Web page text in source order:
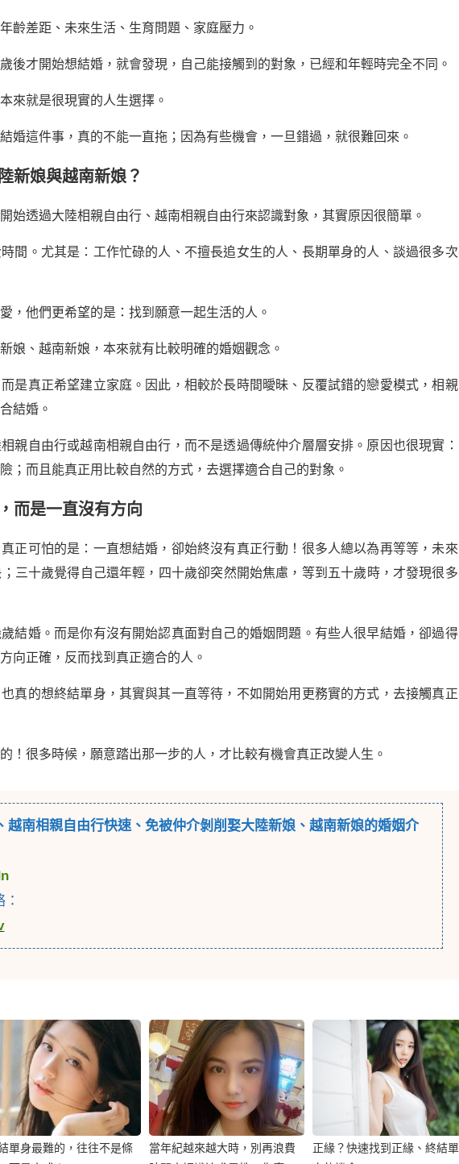
齡差距、未來生活、生育問題、家庭壓力。
後才開始想結婚，就會發現，自己能接觸到的對象，已經和年輕時完全不同。
來就是很現實的人生選擇。
婚這件事，真的不能一直拖；因為有些機會，一旦錯過，就很難回來。
新娘與越南新娘？
始透過大陸相親自由行、越南相親自由行來認識對象，其實原因很簡單。
間。尤其是：工作忙碌的人、不擅長追女生的人、長期單身的人、談過很多
，他們更希望的是：找到願意一起生活的人。
娘、越南新娘，本來就有比較明確的婚姻觀念。
是真正希望建立家庭。因此，相較於長時間曖昧、反覆試錯的戀愛模式，相
結婚。
親自由行或越南相親自由行，而不是透過傳統仲介層層安排。原因也很現實
；而且能真正用比較自然的方式，去選擇適合自己的對象。
而是一直沒有方向
正可怕的是：一直想結婚，卻始終沒有真正行動！很多人總以為再等等，未
三十歲覺得自己還年輕，四十歲卻突然開始焦慮，等到五十歲時，才發現很
結婚。而是你有沒有開始認真面對自己的婚姻問題。有些人很早結婚，卻過
向正確，反而找到真正適合的人。
真的想終結單身，其實與其一直等待，不如開始用更務實的方式，去接觸真
！很多時候，願意踏出那一步的人，才比較有機會真正改變人生。
、越南相親自由行快速、免被仲介剝削娶大陸新娘、越南新娘的婚姻介
單身最難的，往往不是條
當年紀越來越大時，別再浪費
正緣？快速找到正緣、終結單